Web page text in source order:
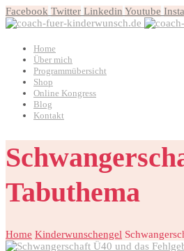
Facebook Twitter Linkedin Youtube
Home
Über mich
Programmübersicht
Shop
Online Kongress
Blog
Kontakt
Tabuthema
Home Kinderwunschengel